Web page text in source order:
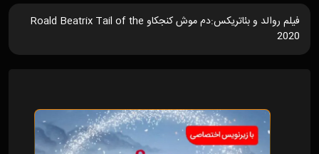
فیلم روالد و بئاتریکس:دم موش کنجکاو Roald Beatrix Tail of the
2020